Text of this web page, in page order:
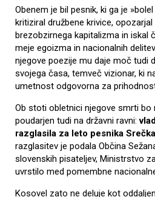
Obenem je bil pesnik, ki ga je
kritiziral družbene krivice,
brezobzirnega kapitalizma in iskal
meje egoizma in nacionalnih
njegove poezije mu daje moč tudi
svojega časa, temveč vizionar, ki
umetnost odgovorna za
Ob stoti obletnici njegove smrti bo
poudarjen tudi na državni ravni:
razglasila za leto pesnika
razglasitev je podala Občina
slovenskih pisateljev, Ministrstvo
uvrstilo med pomembne
Kosovel zato ne deluje kot